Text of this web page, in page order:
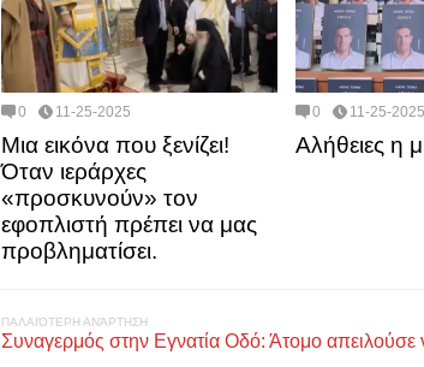
0 11-25-2025
Μια εικόνα που ξενίζει!
Όταν ιεράρχες
«προσκυνούν» τον
εφοπλιστή πρέπει να μας
προβληματίσει.
0 11-25-2025
Αλήθειες η
ΠΑΛΑΙΌΤΕΡΗ ΑΝΆΡΤΗΣΗ
Συναγερμός στην Εγνατία Οδό: Άτομο